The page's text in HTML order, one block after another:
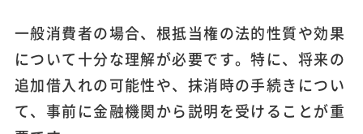
一般消費者の場合、根抵当権の法的性質や効果
について十分な理解が必要です。特に、将来の
追加借入れの可能性や、抹消時の手続きについ
て、事前に金融機関から説明を受けることが重